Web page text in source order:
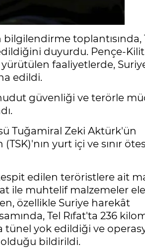
toplantısında,
duyurdu. Pençe-Kilit
faaliyetlerde,
edildi.
güvenliği ve terörle
Tuğamiral Zeki Aktürk'ün
yurt içi ve sınır
edilen teröristlere ait
ile muhtelif malzemeler ele
özellikle Suriye harekât
Tel Rıfat'ta 236
yok edildiği ve
bildirildi.